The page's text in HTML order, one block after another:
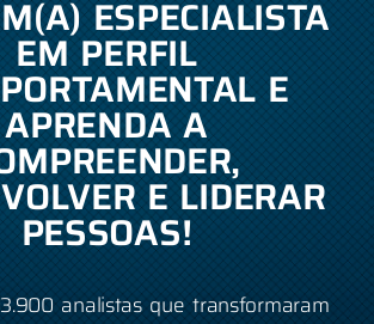
ESPECIALISTA
EM PERFIL
E
APRENDA A
E LIDERAR
PESSOAS!
analistas que transformaram